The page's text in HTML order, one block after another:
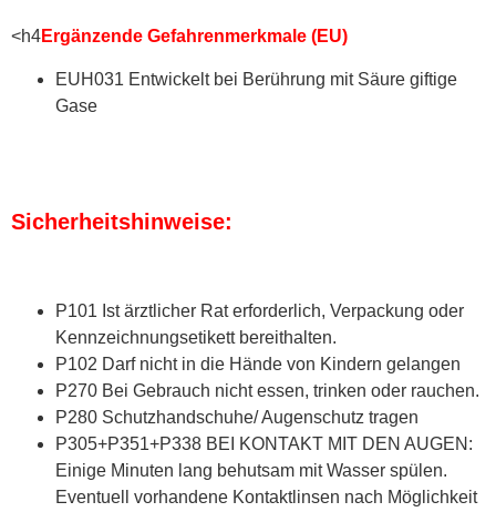
<h4Ergänzende Gefahrenmerkmale (EU)
EUH031 Entwickelt bei Berührung mit Säure giftige
Gase
Sicherheitshinweise:
P101 Ist ärztlicher Rat erforderlich, Verpackung oder
Kennzeichnungsetikett bereithalten.
P102 Darf nicht in die Hände von Kindern gelangen
P270 Bei Gebrauch nicht essen, trinken oder rauchen.
P280 Schutzhandschuhe/ Augenschutz tragen
P305+P351+P338 BEI KONTAKT MIT DEN AUGEN:
Einige Minuten lang behutsam mit Wasser spülen.
Eventuell vorhandene Kontaktlinsen nach Möglichkeit